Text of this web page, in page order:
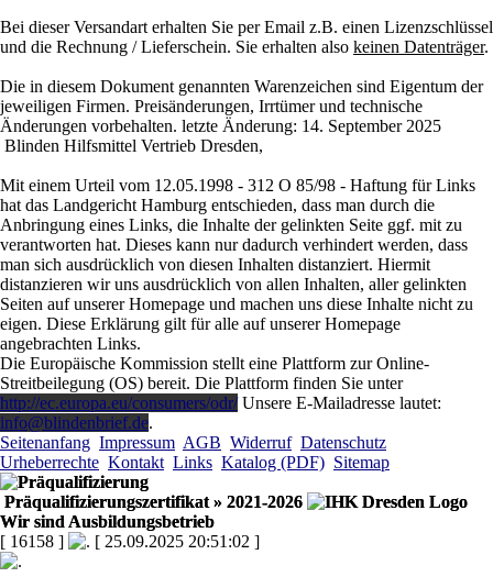
Bei dieser Versandart erhalten Sie per Email z.B. einen Lizenzschlüssel
und die Rechnung / Lieferschein. Sie erhalten also keinen Datenträger.
Die in diesem Dokument genannten Warenzeichen sind Eigentum der
jeweiligen Firmen. Preisänderungen, Irrtümer und technische
Änderungen vorbehalten. letzte Änderung: 14. September 2025
Blinden Hilfsmittel Vertrieb Dresden,
Mit einem Urteil vom 12.05.1998 - 312 O 85/98 - Haftung für Links
hat das Landgericht Hamburg entschieden, dass man durch die
Anbringung eines Links, die Inhalte der gelinkten Seite ggf. mit zu
verantworten hat. Dieses kann nur dadurch verhindert werden, dass
man sich ausdrücklich von diesen Inhalten distanziert. Hiermit
distanzieren wir uns ausdrücklich von allen Inhalten, aller gelinkten
Seiten auf unserer Homepage und machen uns diese Inhalte nicht zu
eigen. Diese Erklärung gilt für alle auf unserer Homepage
angebrachten Links.
Die Europäische Kommission stellt eine Plattform zur Online-
Streitbeilegung (OS) bereit. Die Plattform finden Sie unter
http://ec.europa.eu/consumers/odr/Unsere E-Mailadresse lautet:
info@blindenbrief.de.
Seitenanfang Impressum AGB Widerruf Datenschutz
Urheberrechte Kontakt Links Katalog (PDF) Sitemap
Präqualifizierungszertifikat » 2021-2026
Wir sind Ausbildungsbetrieb
[ 16158 ]
[ 25.09.2025 20:51:02 ]